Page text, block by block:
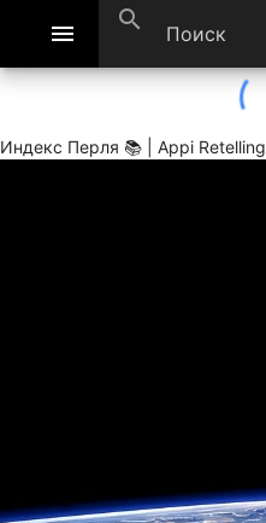
menu search
Индекс Перля 📚 | Appi Retelling